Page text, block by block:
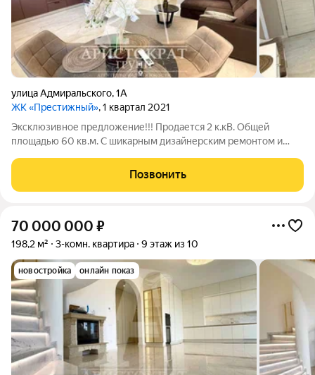
улица Адмиральского,1А
ЖК «Престижный», 1 квартал 2021
Эксклюзивное предложение!!! Продается 2 к.кВ. Общей
площадью 60 кв.м. С шикарным дизайнерским ремонтом и
современный и очень качественный ремонт. Все делалось для
себя из дорогих и прочных
Позвонить
70 000 000 ₽
198,2 м² 3-комн. квартира 9 этаж из 10
новостройка онлайн показ